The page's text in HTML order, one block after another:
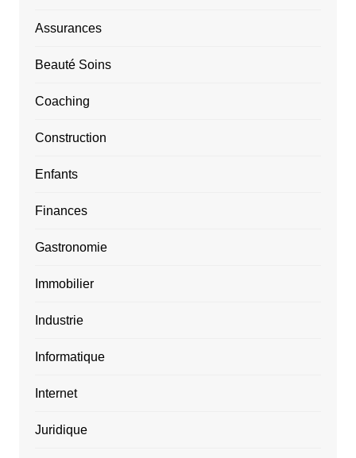
Assurances
Beauté Soins
Coaching
Construction
Enfants
Finances
Gastronomie
Immobilier
Industrie
Informatique
Internet
Juridique